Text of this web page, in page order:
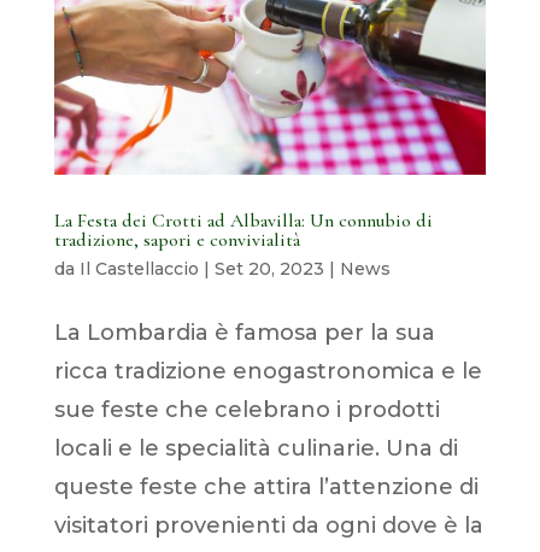
La Festa dei Crotti ad Albavilla: Un connubio di
tradizione, sapori e convivialità
da Il Castellaccio | Set 20, 2023 | News
La Lombardia è famosa per la sua
ricca tradizione enogastronomica e le
sue feste che celebrano i prodotti
locali e le specialità culinarie. Una di
queste feste che attira l’attenzione di
visitatori provenienti da ogni dove è la